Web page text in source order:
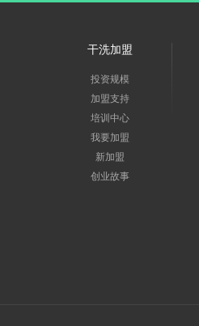
干洗加盟
投资规模
加盟支持
培训中心
我要加盟
新加盟
创业故事